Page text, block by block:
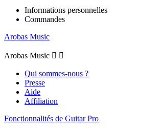
Informations personnelles
Commandes
Arobas Music
Arobas Music  
Qui sommes-nous ?
Presse
Aide
Affiliation
Fonctionnalités de Guitar Pro